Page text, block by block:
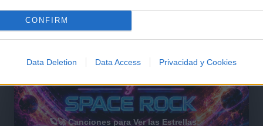
CONFIRM
Data Deletion Data Access Privacidad y Cookies
🪐🚀 Canciones para Ver las Estrellas: